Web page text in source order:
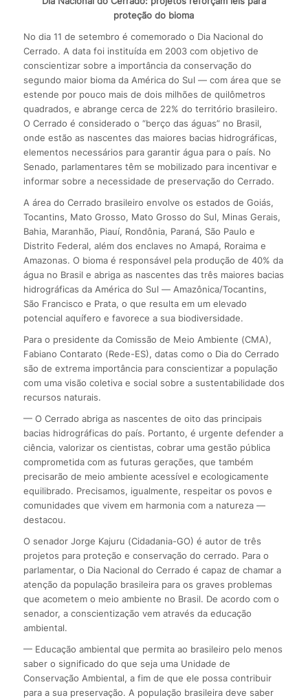
proteção do bioma
No dia 11 de setembro é comemorado o Dia Nacional do
Cerrado. A data foi instituída em 2003 com objetivo de
conscientizar sobre a importância da conservação do
segundo maior bioma da América do Sul — com área que se
estende por pouco mais de dois milhões de quilômetros
quadrados, e abrange cerca de 22% do território brasileiro.
O Cerrado é considerado o “berço das águas” no Brasil,
onde estão as nascentes das maiores bacias hidrográficas,
elementos necessários para garantir água para o país. No
Senado, parlamentares têm se mobilizado para incentivar e
informar sobre a necessidade de preservação do Cerrado.
A área do Cerrado brasileiro envolve os estados de Goiás,
Tocantins, Mato Grosso, Mato Grosso do Sul, Minas Gerais,
Bahia, Maranhão, Piauí, Rondônia, Paraná, São Paulo e
Distrito Federal, além dos enclaves no Amapá, Roraima e
Amazonas. O bioma é responsável pela produção de 40% da
água no Brasil e abriga as nascentes das três maiores bacias
hidrográficas da América do Sul — Amazônica/Tocantins,
São Francisco e Prata, o que resulta em um elevado
potencial aquífero e favorece a sua biodiversidade.
Para o presidente da Comissão de Meio Ambiente (CMA),
Fabiano Contarato (Rede-ES), datas como o Dia do Cerrado
são de extrema importância para conscientizar a população
com uma visão coletiva e social sobre a sustentabilidade dos
recursos naturais.
— O Cerrado abriga as nascentes de oito das principais
bacias hidrográficas do país. Portanto, é urgente defender a
ciência, valorizar os cientistas, cobrar uma gestão pública
comprometida com as futuras gerações, que também
precisarão de meio ambiente acessível e ecologicamente
equilibrado. Precisamos, igualmente, respeitar os povos e
comunidades que vivem em harmonia com a natureza —
destacou.
O senador Jorge Kajuru (Cidadania-GO) é autor de três
projetos para proteção e conservação do cerrado. Para o
parlamentar, o Dia Nacional do Cerrado é capaz de chamar a
atenção da população brasileira para os graves problemas
que acometem o meio ambiente no Brasil. De acordo com o
senador, a conscientização vem através da educação
ambiental.
— Educação ambiental que permita ao brasileiro pelo menos
saber o significado do que seja uma Unidade de
Conservação Ambiental, a fim de que ele possa contribuir
para a sua preservação. A população brasileira deve saber